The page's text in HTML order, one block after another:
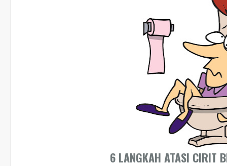
6 LANGKAH ATASI CIRIT